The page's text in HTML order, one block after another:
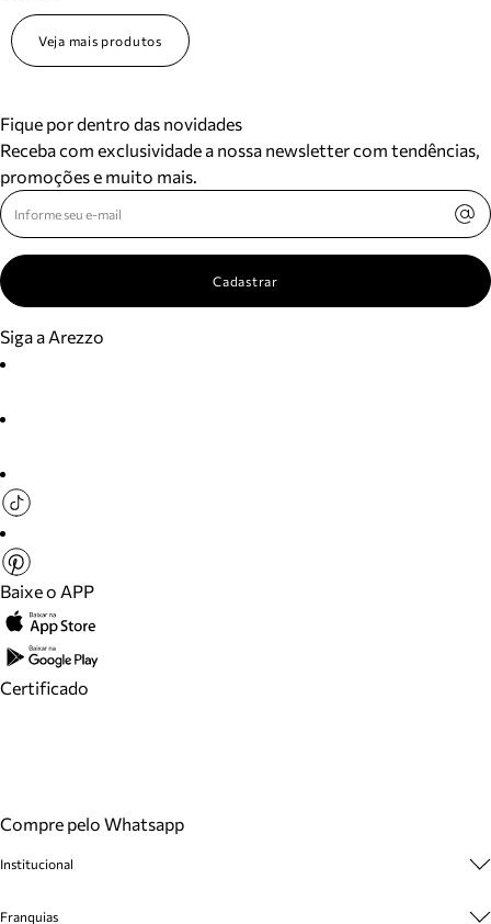
Veja mais produtos
Fique por dentro das novidades
Receba com exclusividade a nossa newsletter com tendências,
promoções e muito mais.
Cadastrar
Siga a Arezzo
Baixe o APP
Certificado
Compre pelo Whatsapp
Institucional
Franquias